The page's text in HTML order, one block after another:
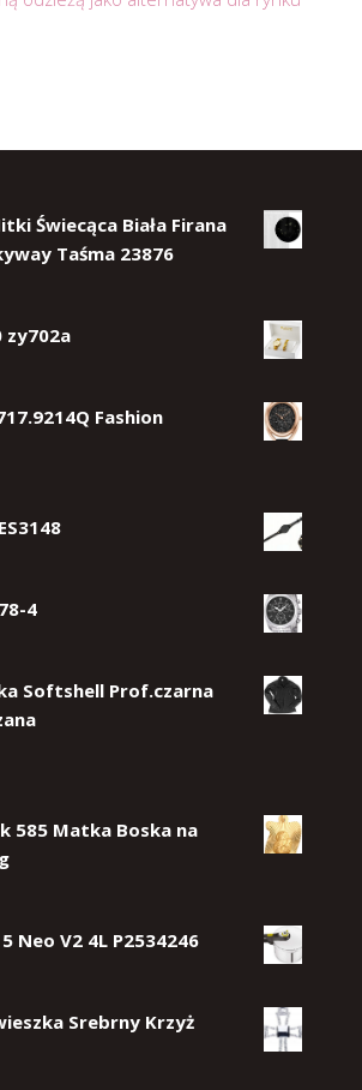
Świecąca Biała Firana
Taśma 23876
zy702a
Fashion
4
Softshell Prof.czarna
585 Matka Boska na
Neo V2 4L P2534246
Srebrny Krzyż